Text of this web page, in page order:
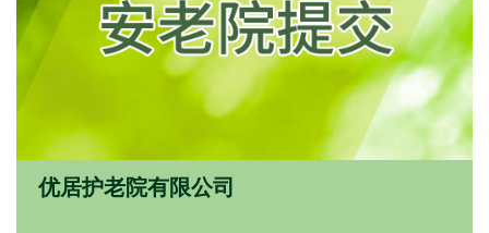
优居护老院有限公司